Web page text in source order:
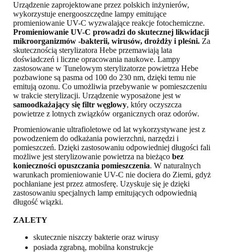
Urządzenie zaprojektowane przez polskich inżynierów,
wykorzystuje energooszczędne lampy emitujące
promieniowanie UV-C wyzwalające reakcje fotochemiczne.
Promieniowanie UV-C prowadzi do skutecznej likwidacji
mikroorganizmów -bakterii, wirusów, drożdży i pleśni. Za
skutecznością sterylizatora Hebe przemawiają lata
doświadczeń i liczne opracowania naukowe. Lampy
zastosowane w Tunelowym sterylizatorze powietrza Hebe
pozbawione są pasma od 100 do 230 nm, dzięki temu nie
emitują ozonu. Co umożliwia przebywanie w pomieszczeniu
w trakcie sterylizacji. Urządzenie wyposażone jest w
samoodkażający się filtr węglowy, który oczyszcza
powietrze z lotnych związków organicznych oraz odorów.
Promieniowanie ultrafioletowe od lat wykorzystywane jest z
powodzeniem do odkażania powierzchni, narzędzi i
pomieszczeń. Dzięki zastosowaniu odpowiedniej długości fali
możliwe jest sterylizowanie powietrza na bieżąco bez
konieczności opuszczania pomieszczenia. W naturalnych
warunkach promieniowanie UV-C nie dociera do Ziemi, gdyż
pochłaniane jest przez atmosferę. Uzyskuje się je dzięki
zastosowaniu specjalnych lamp emitujących odpowiednią
długość wiązki.
ZALETY
skutecznie niszczy bakterie oraz wirusy
posiada zgrabną, mobilna konstrukcje